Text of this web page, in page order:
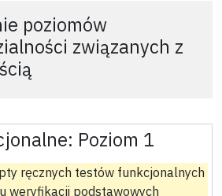
poziomów
związanych z
Poziom 1
ręcznych testów funkcjonalnych
weryfikacji podstawowych